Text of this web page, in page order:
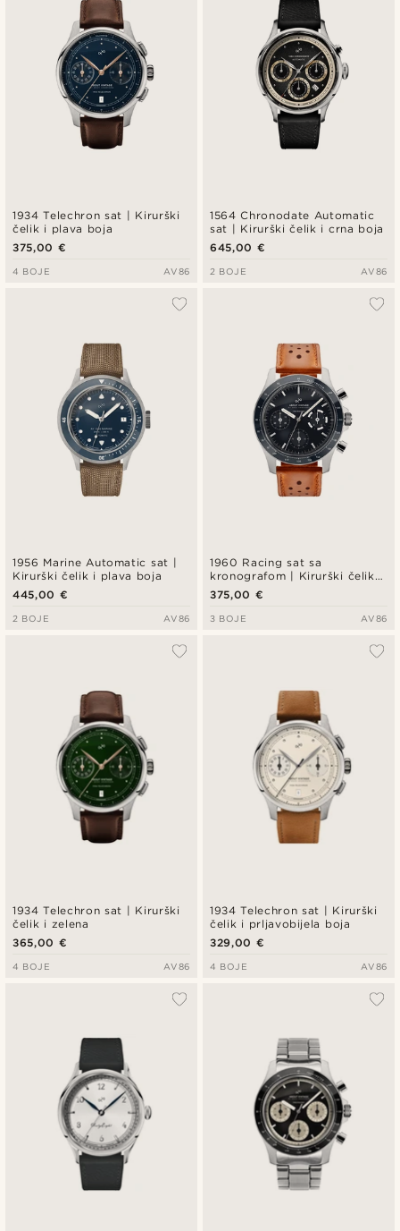
1934 Telechron sat | Kirurški
čelik i plava boja
375,00 €
4 BOJE AV86
1564 Chronodate Automatic
sat | Kirurški čelik i crna boja
645,00 €
2 BOJE AV86
1956 Marine Automatic sat |
Kirurški čelik i plava boja
445,00 €
2 BOJE AV86
1960 Racing sat sa
kronografom | Kirurški čelik i
ponoćno plava
375,00 €
3 BOJE AV86
1934 Telechron sat | Kirurški
čelik i zelena
365,00 €
4 BOJE AV86
1934 Telechron sat | Kirurški
čelik i prljavobijela boja
329,00 €
4 BOJE AV86